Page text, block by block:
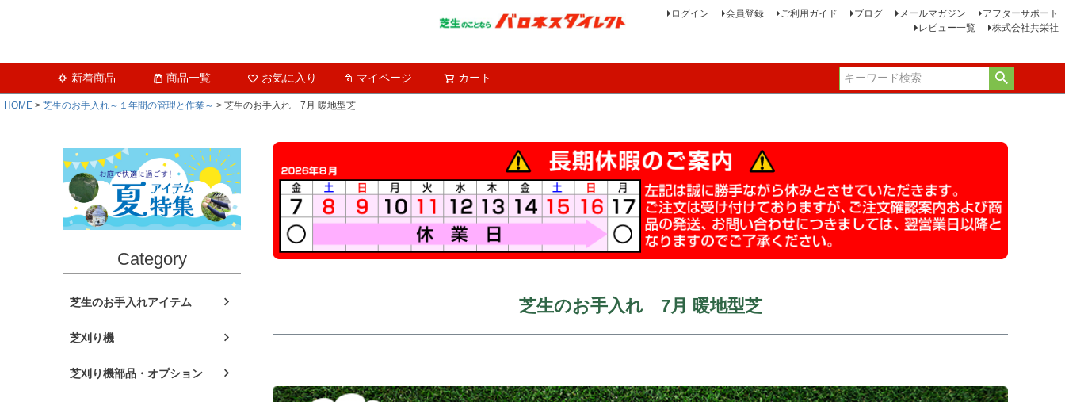
ログイン 会員登録 ご利用ガイド ブログ メールマガジン
アフターサポート
レビュー一覧
株式会社共栄社
新着商品 商品一覧 お気に入り マイページ カート
HOME 芝生のお手入れ～１年間の管理と作業～ 芝生のお手入れ 7月 暖地型芝
Category
芝生のお手入れアイテム
芝刈り機
芝刈り機部品・オプション
芝生のお手入れ 7月 暖地型芝